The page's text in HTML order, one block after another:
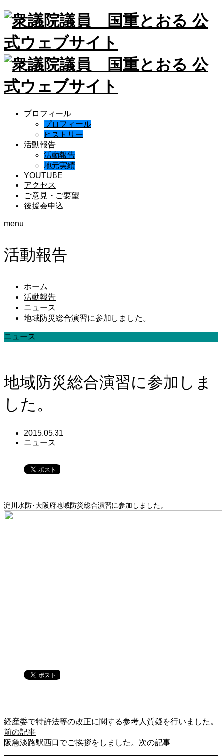
プロフィール
プロフィール
ヒストリー
活動報告
活動報告
地元実績
YOUTUBE
アクセス
ご意見・ご要望
後援会申込
menu
活動報告
ホーム
活動報告
ニュース
地域防災総合演習に参加しました。
ニュース
地域防災総合演習に参加しま
した。
2015.05.31
ニュース
淀川水防･大阪府地域防災総合演習に参加しました。
経産委で特許法等の改正に関する参考人質疑を行いました。
前の記事
阪急淡路駅西口でご挨拶をしました。 次の記事